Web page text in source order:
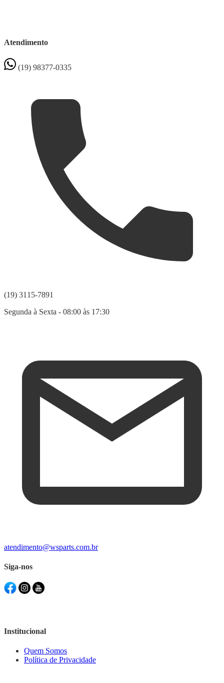
Atendimento
(19) 98377-0335
(19) 3115-7891
Segunda à Sexta - 08:00 às 17:30
atendimento@wsparts.com.br
Siga-nos
Institucional
Quem Somos
Política de Privacidade